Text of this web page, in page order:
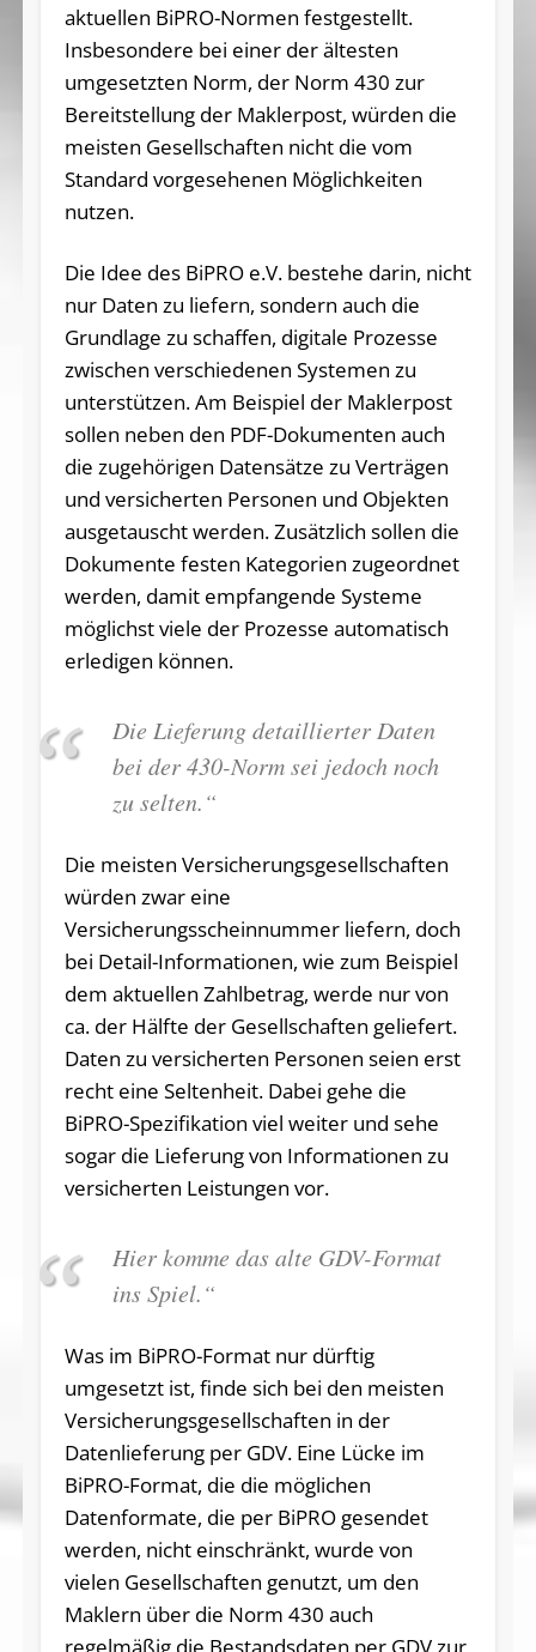
aktuellen BiPRO-Normen festgestellt.
Insbesondere bei einer der ältesten
umgesetzten Norm, der Norm 430 zur
Bereitstellung der Maklerpost, würden die
meisten Gesellschaften nicht die vom
Standard vorgesehenen Möglichkeiten
nutzen.
Die Idee des BiPRO e.V. bestehe darin, nicht
nur Daten zu liefern, sondern auch die
Grundlage zu schaffen, digitale Prozesse
zwischen verschiedenen Systemen zu
unterstützen. Am Beispiel der Maklerpost
sollen neben den PDF-Dokumenten auch
die zugehörigen Datensätze zu Verträgen
und versicherten Personen und Objekten
ausgetauscht werden. Zusätzlich sollen die
Dokumente festen Kategorien zugeordnet
werden, damit empfangende Systeme
möglichst viele der Prozesse automatisch
erledigen können.
Die Lieferung detaillierter Daten
bei der 430-Norm sei jedoch noch
zu selten.“
Die meisten Versicherungsgesellschaften
würden zwar eine
Versicherungsscheinnummer liefern, doch
bei Detail-Informationen, wie zum Beispiel
dem aktuellen Zahlbetrag, werde nur von
ca. der Hälfte der Gesellschaften geliefert.
Daten zu versicherten Personen seien erst
recht eine Seltenheit. Dabei gehe die
BiPRO-Spezifikation viel weiter und sehe
sogar die Lieferung von Informationen zu
versicherten Leistungen vor.
Hier komme das alte GDV-Format
ins Spiel.“
Was im BiPRO-Format nur dürftig
umgesetzt ist, finde sich bei den meisten
Versicherungsgesellschaften in der
Datenlieferung per GDV. Eine Lücke im
BiPRO-Format, die die möglichen
Datenformate, die per BiPRO gesendet
werden, nicht einschränkt, wurde von
vielen Gesellschaften genutzt, um den
Maklern über die Norm 430 auch
regelmäßig die Bestandsdaten per GDV zur